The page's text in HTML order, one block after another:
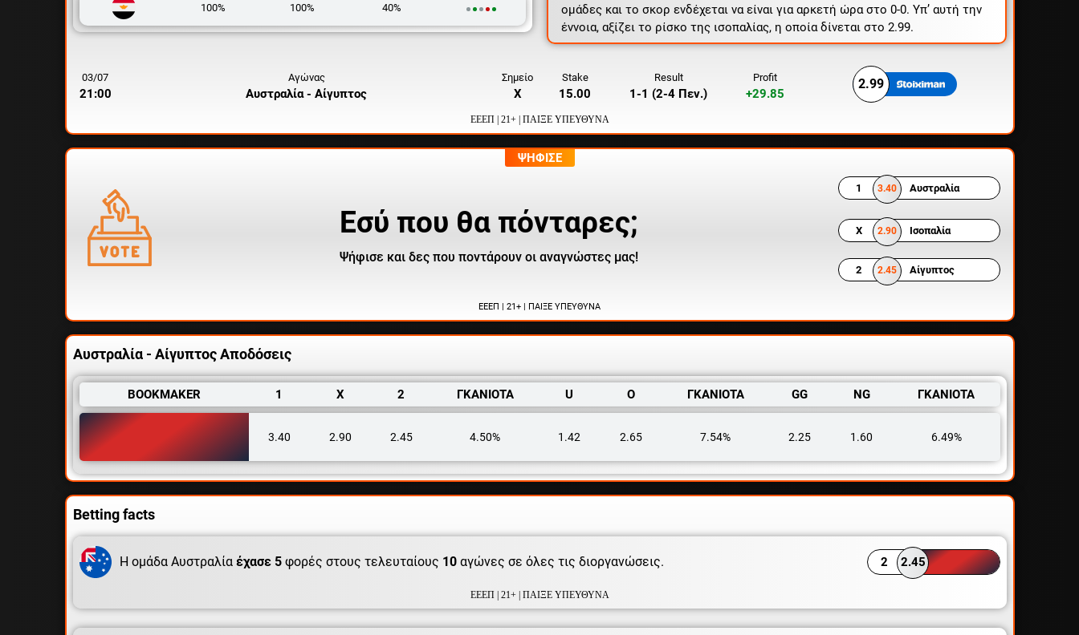
100% 100% 40%
ομάδες και το σκορ ενδέχεται να είναι για αρκετή ώρα στο 0-0. Υπ’ αυτή την
έννοια, αξίζει το ρίσκο της ισοπαλίας, η οποία δίνεται στο 2.99.
03/07
21:00
Αγώνας
Αυστραλία - Αίγυπτος
Σημείο
X
Stake
15.00
Result
1-1 (2-4 Πεν.)
Profit
+29.85
2.99
ΕΕΕΠ | 21+ | ΠΑΙΞΕ ΥΠΕΥΘΥΝΑ
ΨΗΦΙΣΕ
Εσύ που θα πόνταρες;
Ψήφισε και δες που ποντάρουν οι αναγνώστες μας!
1 3.40 Αυστραλία
X 2.90 Ισοπαλία
2 2.45 Αίγυπτος
ΕΕΕΠ | 21+ | ΠΑΙΞΕ ΥΠΕΥΘΥΝΑ
Αυστραλία - Αίγυπτος Αποδόσεις
BOOKMAKER 1 X 2 ΓΚΑΝΙΟΤΑ U O ΓΚΑΝΙΟΤΑ GG NG ΓΚΑΝΙΟΤΑ
3.40 2.90 2.45 4.50% 1.42 2.65 7.54% 2.25 1.60 6.49%
Betting facts
Η ομάδα Αυστραλία έχασε 5φορές στους τελευταίους 10αγώνες σε όλες τις διοργανώσεις. 2 2.45
ΕΕΕΠ | 21+ | ΠΑΙΞΕ ΥΠΕΥΘΥΝΑ